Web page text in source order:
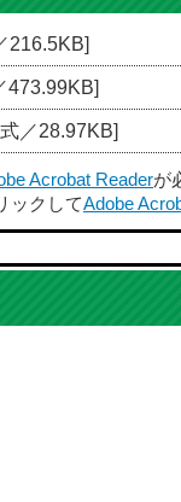
216.5KB]
473.99KB]
／28.97KB]
Acrobat Readerが
ックしてAdobe